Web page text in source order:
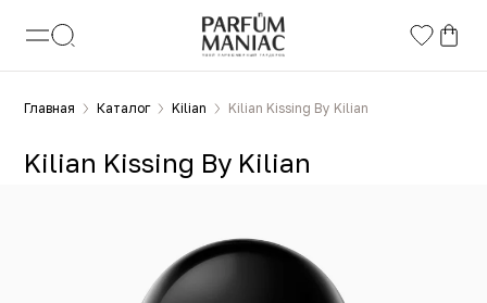
Главная Каталог Kilian Kilian Kissing By Kilian
Kilian Kissing By Kilian